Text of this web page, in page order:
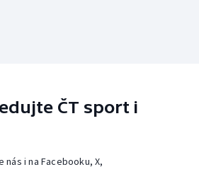
ČT sport i
i na Facebooku, X,